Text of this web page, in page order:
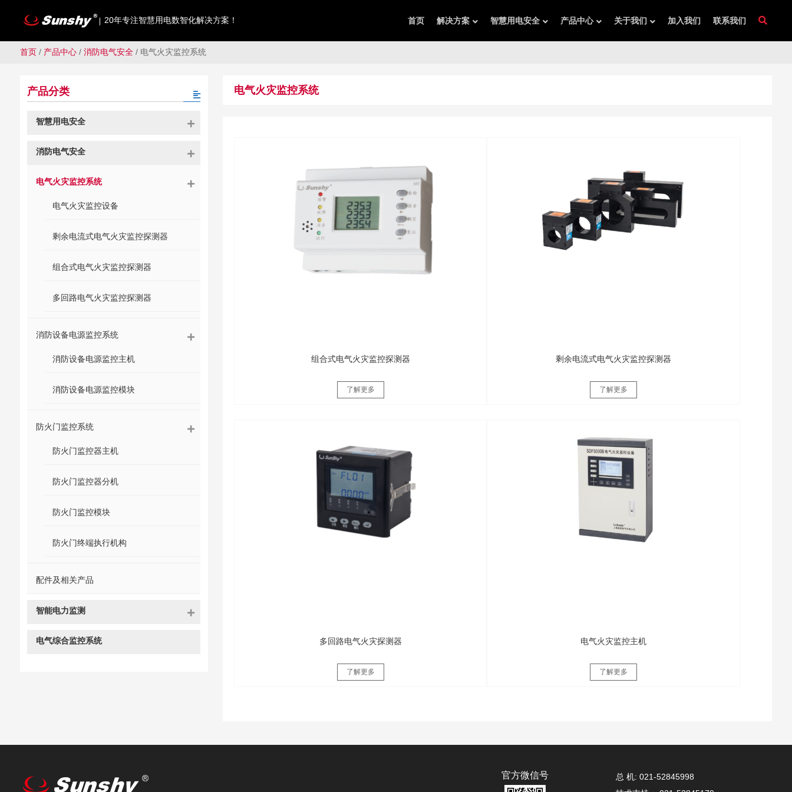
20年专注智慧用电数智化解决方案！ 首页 解决方案 智慧用电安全 产品中心 关于我们 加入我们 联系我们
首页/ 产品中心/ 消防电气安全/ 电气火灾监控系统
电气火灾监控系统
组合式电气火灾监控探测器
了解更多
剩余电流式电气火灾监控探测器
了解更多
多回路电气火灾探测器
了解更多
电气火灾监控主机
了解更多
产品分类
智慧用电安全
消防电气安全
电气火灾监控系统
电气火灾监控设备
剩余电流式电气火灾监控探测器
组合式电气火灾监控探测器
多回路电气火灾监控探测器
消防设备电源监控系统
消防设备电源监控主机
消防设备电源监控模块
防火门监控系统
防火门监控器主机
防火门监控器分机
防火门监控模块
防火门终端执行机构
配件及相关产品
智能电力监测
电气综合监控系统
官方微信号 总 机:021-52845998